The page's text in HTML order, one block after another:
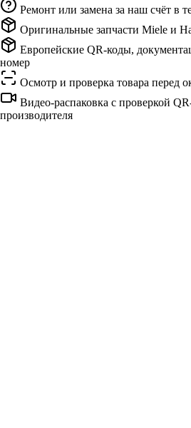
Ремонт или замена за наш счёт в
Оригинальные запчасти Miele и
Европейские QR-коды,
номер
Осмотр и проверка товара перед
Видео-распаковка с проверкой
производителя